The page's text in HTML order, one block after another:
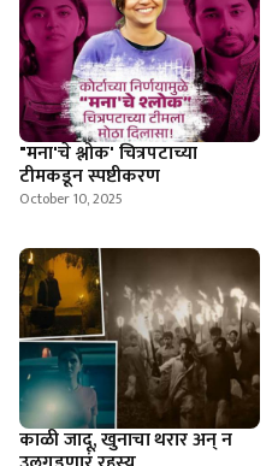
"मना'चे श्लोक' चित्रपटाच्या
टीमकडून स्पष्टीकरण
October 10, 2025
काळी जादू, खुनाचा थरार अन् न